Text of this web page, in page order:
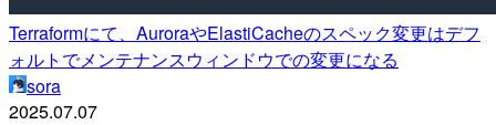
Terraformにて、AuroraやElastiCacheのスペック変更はデフ
ォルトでメンテナンスウィンドウでの変更になる
sora
2025.07.07